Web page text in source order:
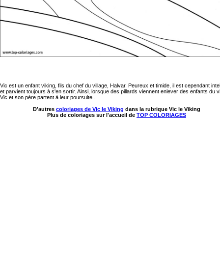
Vic est un enfant viking, fils du chef du village, Halvar. Peureux et timide, il est cependant
et parvient toujours à s'en sortir. Ainsi, lorsque des pillards viennent enlever des enfants du
Vic et son père partent à leur poursuite...
D'autres coloriages de Vic le Viking dans la rubrique Vic le Viking
Plus de coloriages sur l'accueil de TOP COLORIAGES